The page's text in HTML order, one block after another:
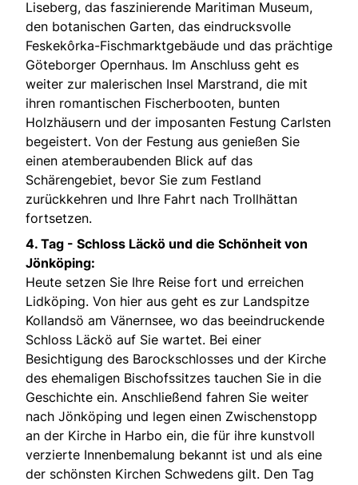
Liseberg, das faszinierende Maritiman Museum,
den botanischen Garten, das eindrucksvolle
Feskekôrka-Fischmarktgebäude und das prächtige
Göteborger Opernhaus. Im Anschluss geht es
weiter zur malerischen Insel Marstrand, die mit
ihren romantischen Fischerbooten, bunten
Holzhäusern und der imposanten Festung Carlsten
begeistert. Von der Festung aus genießen Sie
einen atemberaubenden Blick auf das
Schärengebiet, bevor Sie zum Festland
zurückkehren und Ihre Fahrt nach Trollhättan
fortsetzen.
4. Tag - Schloss Läckö und die Schönheit von
Jönköping:
Heute setzen Sie Ihre Reise fort und erreichen
Lidköping. Von hier aus geht es zur Landspitze
Kollandsö am Vänernsee, wo das beeindruckende
Schloss Läckö auf Sie wartet. Bei einer
Besichtigung des Barockschlosses und der Kirche
des ehemaligen Bischofssitzes tauchen Sie in die
Geschichte ein. Anschließend fahren Sie weiter
nach Jönköping und legen einen Zwischenstopp
an der Kirche in Harbo ein, die für ihre kunstvoll
verzierte Innenbemalung bekannt ist und als eine
der schönsten Kirchen Schwedens gilt. Den Tag